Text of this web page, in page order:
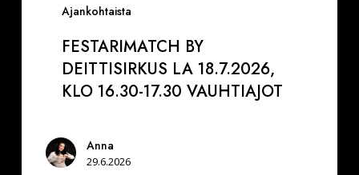
Ajankohtaista
FESTARIMATCH BY
DEITTISIRKUS LA 18.7.2026,
KLO 16.30-17.30 VAUHTIAJOT
Anna
29.6.2026